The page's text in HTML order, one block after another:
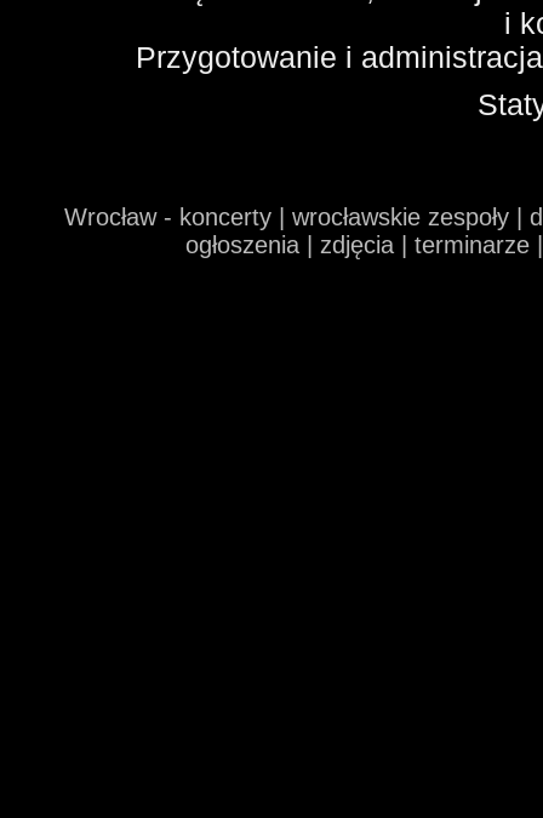
i
Przygotowanie i
Wrocław - koncerty | wrocławskie zespoły
ogłoszenia | zdjęcia |